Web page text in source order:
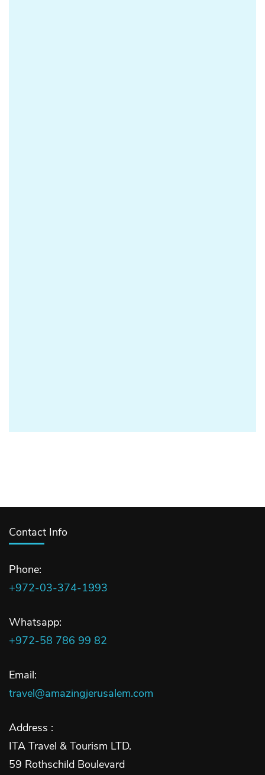
Contact Info
Phone:
+972-03-374-1993
Whatsapp:
+972-58 786 99 82
Email:
travel@amazingjerusalem.com
Address :
ITA Travel & Tourism LTD.
59 Rothschild Boulevard